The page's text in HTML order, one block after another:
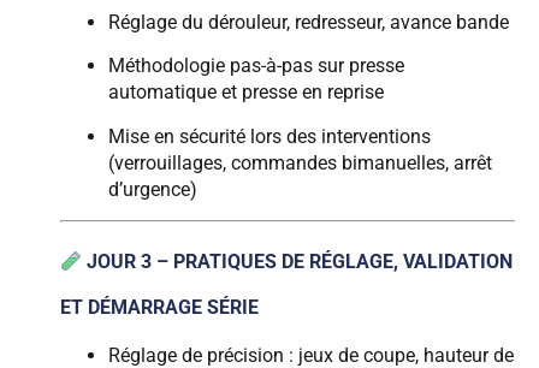
Réglage du dérouleur, redresseur, avance bande
Méthodologie pas-à-pas sur presse
automatique et presse en reprise
Mise en sécurité lors des interventions
(verrouillages, commandes bimanuelles, arrêt
d’urgence)
JOUR 3 – PRATIQUES DE RÉGLAGE, VALIDATION
ET DÉMARRAGE SÉRIE
Réglage de précision : jeux de coupe, hauteur de